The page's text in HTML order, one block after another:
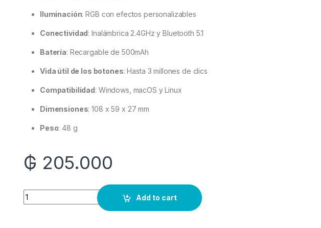
Iluminación:RGB con efectos personalizables
Conectividad:Inalámbrica 2.4GHz y Bluetooth 5.1
Batería: Recargable de 500mAh
Vida útil de los botones:Hasta 3 millones de clics
Compatibilidad: Windows, macOS y Linux
Dimensiones:108 x 59 x 27 mm
Peso: 48 g
₲ 205.000
Quantity
Add to cart